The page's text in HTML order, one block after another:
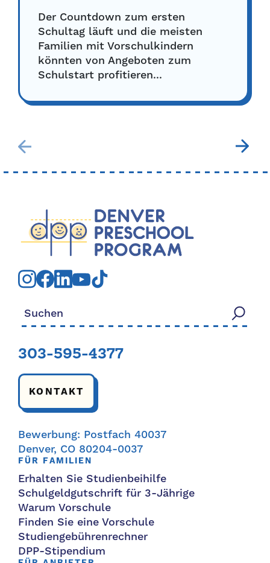
Der Countdown zum ersten
Schultag läuft und die meisten
Familien mit Vorschulkindern
könnten von Angeboten zum
Schulstart profitieren...
Suchen nach:
303-595-4377
KONTAKT
Bewerbung: Postfach 40037
Denver, CO 80204-0037
FÜR FAMILIEN
Erhalten Sie Studienbeihilfe
Schulgeldgutschrift für 3-Jährige
Warum Vorschule
Finden Sie eine Vorschule
Studiengebührenrechner
DPP-Stipendium